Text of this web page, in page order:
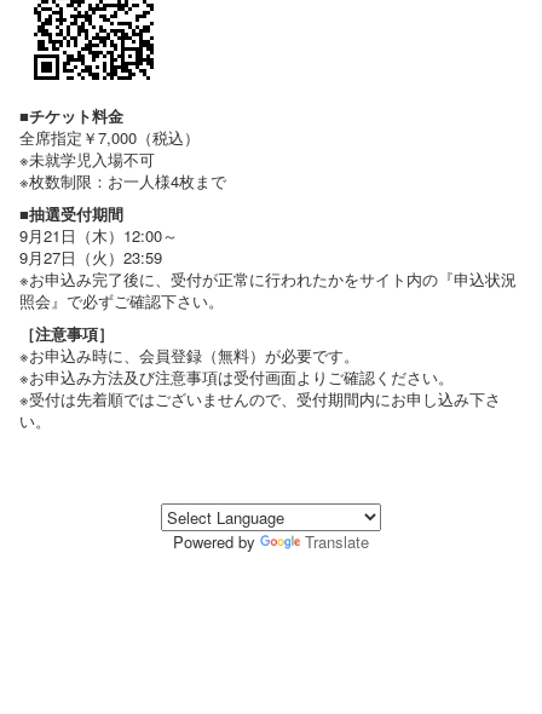
■チケット料金
全席指定￥7,000（税込）
※未就学児入場不可
※枚数制限：お一人様4枚まで
■抽選受付期間
9月21日（木）12:00～
9月27日（火）23:59
※お申込み完了後に、受付が正常に行われたかをサイト内の『申込状況
照会』で必ずご確認下さい。
［注意事項］
※お申込み時に、会員登録（無料）が必要です。
※お申込み方法及び注意事項は受付画面よりご確認ください。
※受付は先着順ではございませんので、受付期間内にお申し込み下さ
い。
Powered by Translate